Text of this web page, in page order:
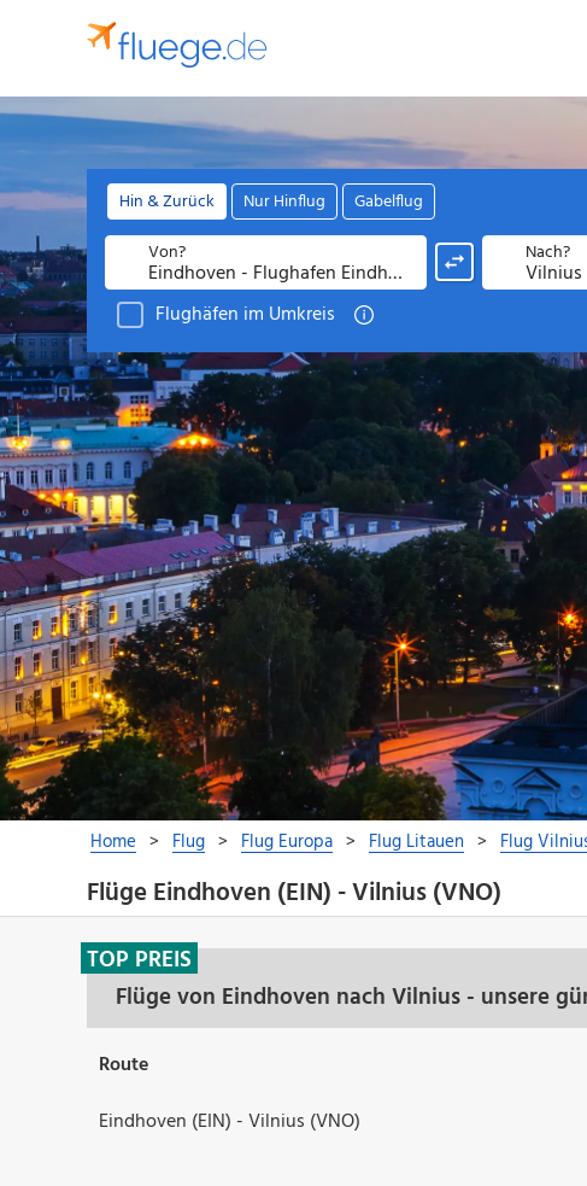
Flüge Eindhoven (EIN) - Vilnius (VNO)
Flüge von Eindhoven nach Vilnius - unsere
TOP PREIS
Route
Eindhoven (EIN) - Vilnius (VNO)